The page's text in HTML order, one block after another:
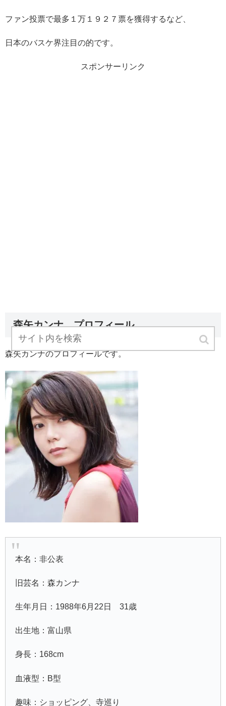
ファン投票で最多１万１９２７票を獲得するなど、
日本のバスケ界注目の的です。
スポンサーリンク
森矢カンナ プロフィール
森矢カンナのプロフィールです。
本名：非公表
旧芸名：森カンナ
生年月日：1988年6月22日 31歳
出生地：富山県
身長：168cm
血液型：B型
趣味：ショッピング、寺巡り